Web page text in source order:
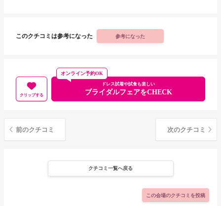
このクチコミは参考になった 参考になった
クリップする
ドレス試着や試食も楽しい
ブライダルフェアをCHECK
オンライン予約OK
前のクチコミ 次のクチコミ
クチコミ一覧へ戻る
この会場のクチコミを投稿